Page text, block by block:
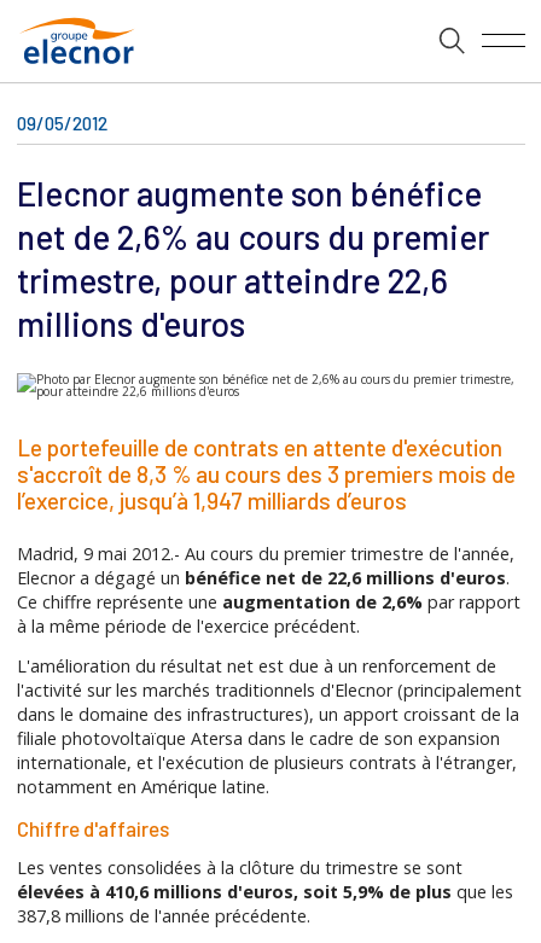
09/05/2012
Elecnor augmente son bénéfice
net de 2,6% au cours du premier
trimestre, pour atteindre 22,6
millions d'euros
Le portefeuille de contrats en attente d'exécution
s'accroît de 8,3 % au cours des 3 premiers mois de
l’exercice, jusqu’à 1,947 milliards d’euros
Madrid, 9 mai 2012.- Au cours du premier trimestre de l'année,
Elecnor a dégagé un bénéfice net de 22,6 millions d'euros.
Ce chiffre représente une augmentation de 2,6%par rapport
à la même période de l'exercice précédent.
L'amélioration du résultat net est due à un renforcement de
l'activité sur les marchés traditionnels d'Elecnor (principalement
dans le domaine des infrastructures), un apport croissant de la
filiale photovoltaïque Atersa dans le cadre de son expansion
internationale, et l'exécution de plusieurs contrats à l'étranger,
notamment en Amérique latine.
Chiffre d'affaires
Les ventes consolidées à la clôture du trimestre se sont
élevées à 410,6 millions d'euros, soit 5,9% de plus que les
387,8 millions de l'année précédente.